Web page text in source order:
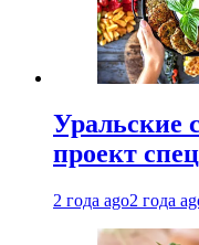
Уральские
проект
2 года ago2 года